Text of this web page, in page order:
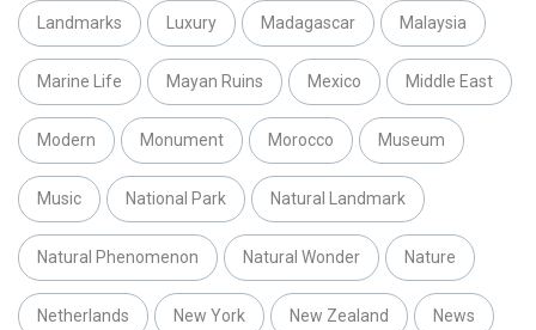
Landmarks Luxury Madagascar Malaysia
Marine Life Mayan Ruins Mexico Middle East
Modern Monument Morocco Museum
Music National Park Natural Landmark
Natural Phenomenon Natural Wonder Nature
Netherlands New York New Zealand News